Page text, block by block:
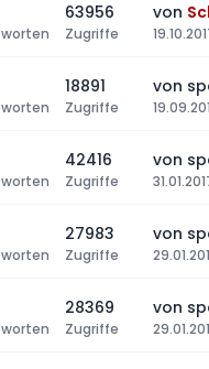
63956
Zugriffe
von
18891
Zugriffe
von
42416
Zugriffe
von
27983
Zugriffe
von
28369
Zugriffe
von